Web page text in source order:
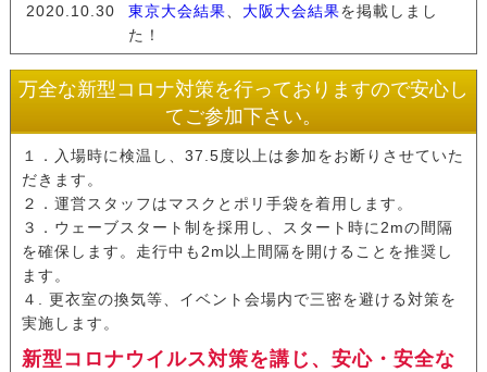
2020.10.30 東京大会結果 大阪大会結果を掲載しまし
た！
2020.10.26
オンライン大会 完走証のダウンロードができ
ます！
2020.9.24
大会写真を大会後にオンラインで購入するこ
2020.9.23 日栄ムセン様の協賛が決定しました！
2020.9.22 astavita様の協賛が決定しました！
2020.9.22 総エントリー数3,000名超えました！
2020.9.15 総エントリー数2,500名超えました！
万全な新型コロナ対策を行っておりますので安心し
てご参加下さい。
１．入場時に検温し、37.5度以上は参加をお断りさせていた
だきます。
２．運営スタッフはマスクとポリ手袋を着用します。
３．ウェーブスタート制を採用し、スタート時に2mの間隔
を確保します。走行中も2m以上間隔を開けることを推奨し
ます。
４. 更衣室の換気等、イベント会場内で三密を避ける対策を
実施します。
新型コロナウイルス対策を講じ、安心・安全な